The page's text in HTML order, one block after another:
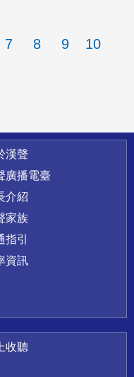
7 8 9 10
漢聲
廣播電臺
介紹
家族
指引
資訊
收聽